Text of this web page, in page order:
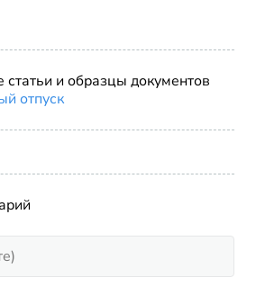
статьи и образцы документов
отпуск